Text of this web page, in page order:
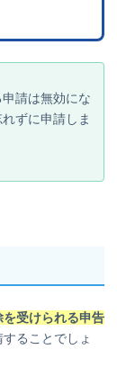
請は無効にな
ずに申請しま
受けられる申告
ることでしょ